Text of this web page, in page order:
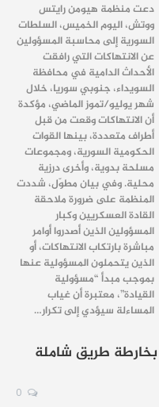
دعت منظمة هيومن رايتس
ووتش، اليوم الخميس، السلطات
السورية إلى محاسبة المسؤولين
عن الانتهاكات التي رافقت
الأحداث الدامية في محافظة
السويداء، جنوبي سوريا، خلال
شهر يوليو/تموز الماضي، مؤكدة
أن الانتهاكات وقعت من قبل
أطراف متعددة، بينها القوات
الحكومية السورية، ومجموعات
مسلحة بدوية، وأخرى درزية
محلية. وفي بيان مطوّل، شددت
المنظمة على ضرورة ملاحقة
القادة العسكريين وكبار
المسؤولين الذين أصدروا أوامر
مباشرة بارتكاب الانتهاكات، أو
الذين يتحملون المسؤولية عنها
بموجب مبدأ “مسؤولية
القيادة”، معتبرة أن غياب
المساءلة سيؤدي إلى تكرار…
طريق شاملة